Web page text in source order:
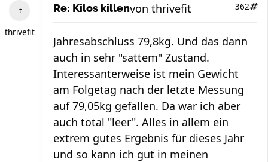
thrivefit
Re: Kilos killen 362
von thrivefit
Jahresabschluss 79,8kg. Und das dann
auch in sehr "sattem" Zustand.
Interessanterweise ist mein Gewicht
am Folgetag nach der letzte Messung
auf 79,05kg gefallen. Da war ich aber
auch total "leer". Alles in allem ein
extrem gutes Ergebnis für dieses Jahr
und so kann ich gut in meinen